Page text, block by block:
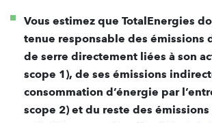
Vous estimez que TotalEnergies
tenue responsable des émissions
de serre directement liées à son
scope 1), de ses émissions
consommation d’énergie par
scope 2) et du reste des émissions